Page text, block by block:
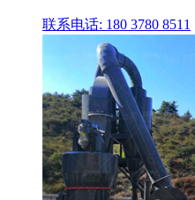
联系电话: 180 3780 8511